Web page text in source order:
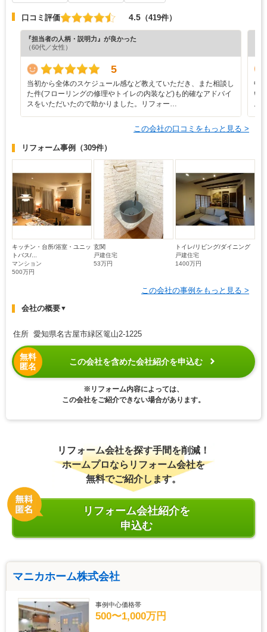
口コミ評価 4.5 （419件）
『担当者の人柄・説明力』が良かった
（60代／女性）
5
当初から全体のスケジュール感など教えていただき、また相談し
た件(フローリングの修理やトイレの内装など)も的確なアドバイ
スをいただいたので助かりました。リフォー…
中
い
ム
この会社の口コミをもっと見る >
リフォーム事例 （309件）
キッチン・台所/浴室・ユニッ
トバス/...
マンション
500万円
玄関
戸建住宅
53万円
トイレ/リビング/ダイニング
戸建住宅
1400万円
この会社の事例をもっと見る >
会社の概要▼
住所 愛知県名古屋市緑区篭山2-1225
無料
匿名
この会社を含めた会社紹介を申込む
※リフォーム内容によっては、
この会社をご紹介できない場合があります。
リフォーム会社を探す手間を削減！
ホームプロならリフォーム会社を
無料でご紹介します。
リフォーム会社紹介を
申込む
マニカホーム株式会社
事例中心価格帯
500〜1,000万円